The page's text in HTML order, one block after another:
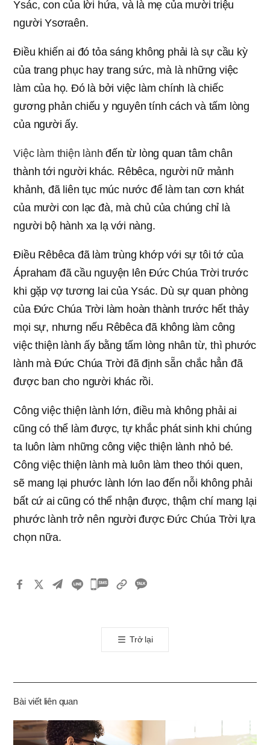
Ysác, con của lời hứa, và là mẹ của mười triệu
người Ysơraên.
Điều khiến ai đó tỏa sáng không phải là sự cầu kỳ
của trang phục hay trang sức, mà là những việc
làm của họ. Đó là bởi việc làm chính là chiếc
gương phản chiếu y nguyên tính cách và tấm lòng
của người ấy.
Việc làm thiện lành đến từ lòng quan tâm chân
thành tới người khác. Rêbêca, người nữ mảnh
khảnh, đã liên tục múc nước để làm tan cơn khát
của mười con lạc đà, mà chủ của chúng chỉ là
người bộ hành xa lạ với nàng.
Điều Rêbêca đã làm trùng khớp với sự tôi tớ của
Ápraham đã cầu nguyện lên Đức Chúa Trời trước
khi gặp vợ tương lai của Ysác. Dù sự quan phòng
của Đức Chúa Trời làm hoàn thành trước hết thảy
mọi sự, nhưng nếu Rêbêca đã không làm công
việc thiện lành ấy bằng tấm lòng nhân từ, thì phước
lành mà Đức Chúa Trời đã định sẵn chắc hẳn đã
được ban cho người khác rồi.
Công việc thiện lành lớn, điều mà không phải ai
cũng có thể làm được, tự khắc phát sinh khi chúng
ta luôn làm những công việc thiện lành nhỏ bé.
Công việc thiện lành mà luôn làm theo thói quen,
sẽ mang lại phước lành lớn lao đến nỗi không phải
bất cứ ai cũng có thể nhận được, thậm chí mang lại
phước lành trở nên người được Đức Chúa Trời lựa
chọn nữa.
카
톡
공
기
Trở lại
Bài viết liên quan